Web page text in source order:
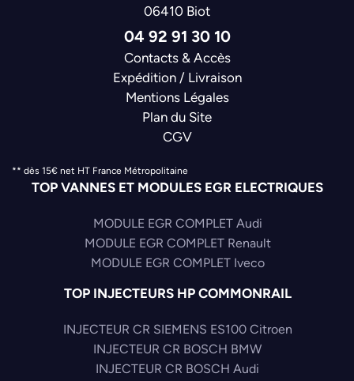
06410 Biot
04 92 91 30 10
Contacts & Accès
Expédition / Livraison
Mentions Légales
Plan du Site
CGV
** dès 15€ net HT France Métropolitaine
TOP VANNES ET MODULES EGR ELECTRIQUES
MODULE EGR COMPLET Audi
MODULE EGR COMPLET Renault
MODULE EGR COMPLET Iveco
TOP INJECTEURS HP COMMONRAIL
INJECTEUR CR SIEMENS ES100 Citroen
INJECTEUR CR BOSCH BMW
INJECTEUR CR BOSCH Audi